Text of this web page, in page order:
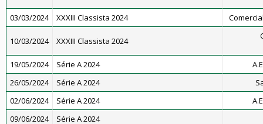
03/03/2024 XXXIII Classista 2024 Comercial
10/03/2024 XXXIII Classista 2024
19/05/2024 Série A 2024
26/05/2024
Série A 2024
02/06/2024
Série A 2024
09/06/2024
Série A 2024